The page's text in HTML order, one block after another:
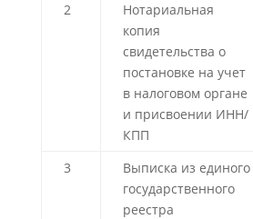
2
Нотариальная
копия
свидетельства о
постановке на учет
в налоговом органе
и присвоении ИНН/
КПП
3
Выписка из единого
государственного
реестра